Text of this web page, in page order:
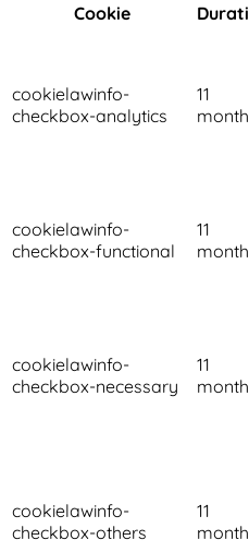
Cookie
cookielawinfo-
checkbox-analytics
11
cookielawinfo-
checkbox-functional
11
cookielawinfo-
checkbox-necessary
11
cookielawinfo-
checkbox-others
11